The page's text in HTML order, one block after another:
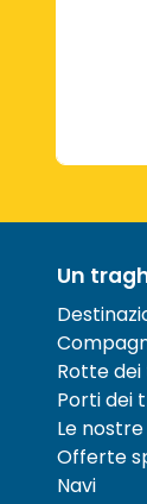
Un
Rotte
Porti dei
Le
Offerte
Navi